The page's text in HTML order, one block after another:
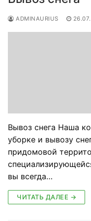
ADMINAURIUS
Вывоз снега Наша
уборке и вывозу
придомовой
вы всегда…
ЧИТАТЬ ДАЛЕЕ →